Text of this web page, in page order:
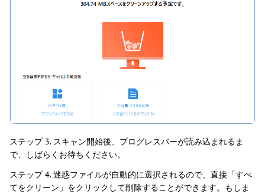
ステップ 3. スキャン開始後、プログレスバーが読み込まれるま
で、しばらくお待ちください。
ステップ 4. 迷惑ファイルが自動的に選択されるので、直接「すべ
てをクリーン」をクリックして削除することができます。もしま